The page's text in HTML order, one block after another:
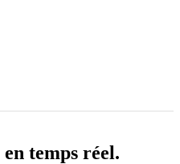
en temps réel.